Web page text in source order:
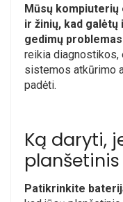
Mūsų
ir žinių, kad
gedimų
reikia diagnostikos,
sistemos atkūrimo
padėti.
Ką daryti,
Patikrinkite